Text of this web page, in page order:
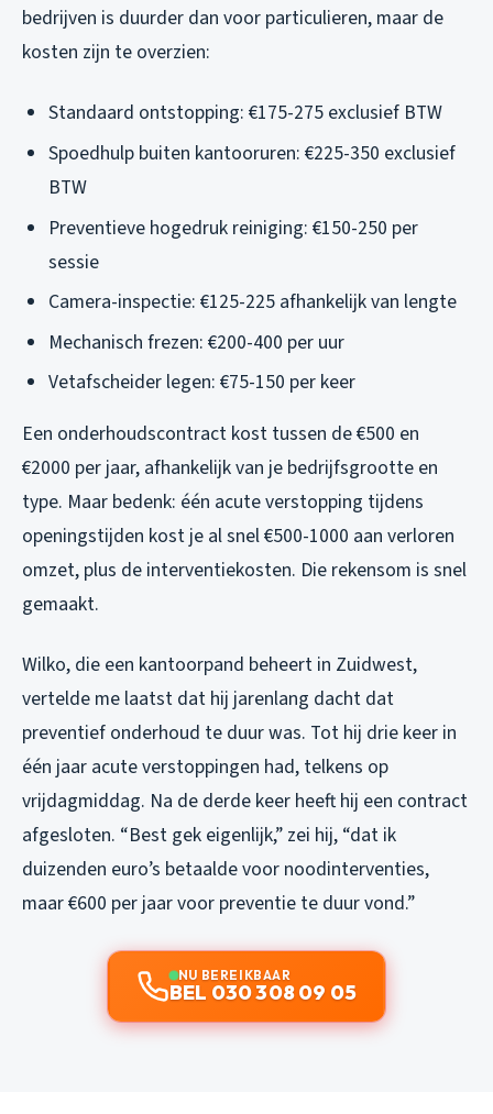
bedrijven is duurder dan voor particulieren, maar de
kosten zijn te overzien:
Standaard ontstopping: €175-275 exclusief BTW
Spoedhulp buiten kantooruren: €225-350 exclusief
BTW
Preventieve hogedruk reiniging: €150-250 per
sessie
Camera-inspectie: €125-225 afhankelijk van lengte
Mechanisch frezen: €200-400 per uur
Vetafscheider legen: €75-150 per keer
Een onderhoudscontract kost tussen de €500 en
€2000 per jaar, afhankelijk van je bedrijfsgrootte en
type. Maar bedenk: één acute verstopping tijdens
openingstijden kost je al snel €500-1000 aan verloren
omzet, plus de interventiekosten. Die rekensom is snel
gemaakt.
Wilko, die een kantoorpand beheert in Zuidwest,
vertelde me laatst dat hij jarenlang dacht dat
preventief onderhoud te duur was. Tot hij drie keer in
één jaar acute verstoppingen had, telkens op
vrijdagmiddag. Na de derde keer heeft hij een contract
afgesloten. “Best gek eigenlijk,” zei hij, “dat ik
duizenden euro’s betaalde voor noodinterventies,
maar €600 per jaar voor preventie te duur vond.”
NU BEREIKBAAR
BEL 030 308 09 05